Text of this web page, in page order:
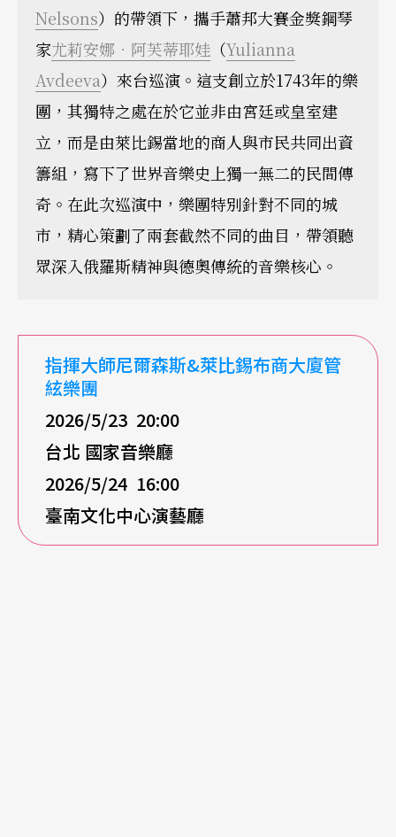
Nelsons）的帶領下，攜手蕭邦大賽金獎鋼琴
家尤莉安娜．阿芙蒂耶娃 （Yulianna
Avdeeva）來台巡演。這支創立於1743年的樂
團，其獨特之處在於它並非由宮廷或皇室建
立，而是由萊比錫當地的商人與市民共同出資
籌組，寫下了世界音樂史上獨一無二的民間傳
奇。在此次巡演中，樂團特別針對不同的城
市，精心策劃了兩套截然不同的曲目，帶領聽
眾深入俄羅斯精神與德奧傳統的音樂核心。
指揮大師尼爾森斯&萊比錫布商大廈管
絃樂團
2026/5/23 20:00
台北 國家音樂廳
2026/5/24 16:00
臺南文化中心演藝廳